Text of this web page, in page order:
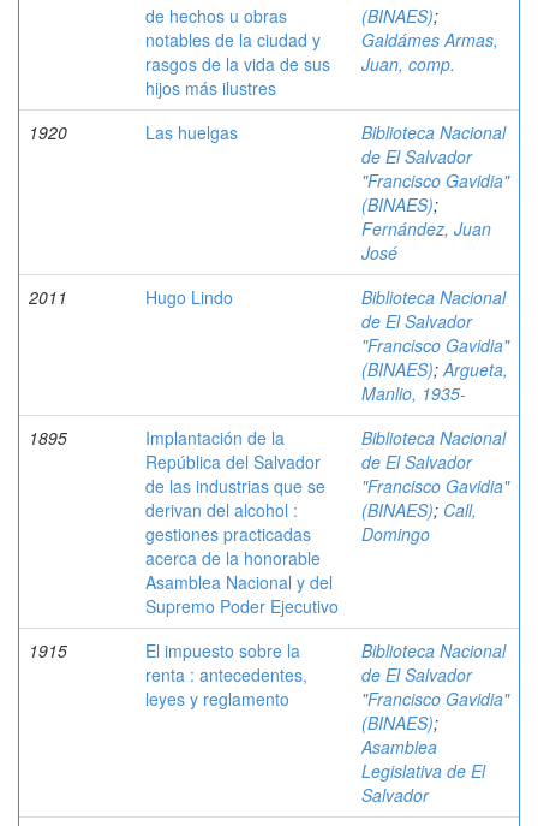
de hechos u obras
notables de la ciudad y
rasgos de la vida de sus
hijos más ilustres
(BINAES);
Galdámes Armas,
Juan, comp.
1920 Las huelgas
Biblioteca Nacional
de El Salvador
"Francisco Gavidia"
(BINAES);
Fernández, Juan
José
2011
Hugo Lindo
Biblioteca Nacional
de El Salvador
"Francisco Gavidia"
(BINAES);Argueta,
Manlio, 1935-
1895
Implantación de la
República del Salvador
de las industrias que se
derivan del alcohol :
gestiones practicadas
acerca de la honorable
Asamblea Nacional y del
Supremo Poder Ejecutivo
Biblioteca Nacional
de El Salvador
"Francisco Gavidia"
(BINAES); Call,
Domingo
1915
El impuesto sobre la
renta : antecedentes,
leyes y reglamento
Biblioteca Nacional
de El Salvador
"Francisco Gavidia"
(BINAES);
Asamblea
Legislativa de El
Salvador